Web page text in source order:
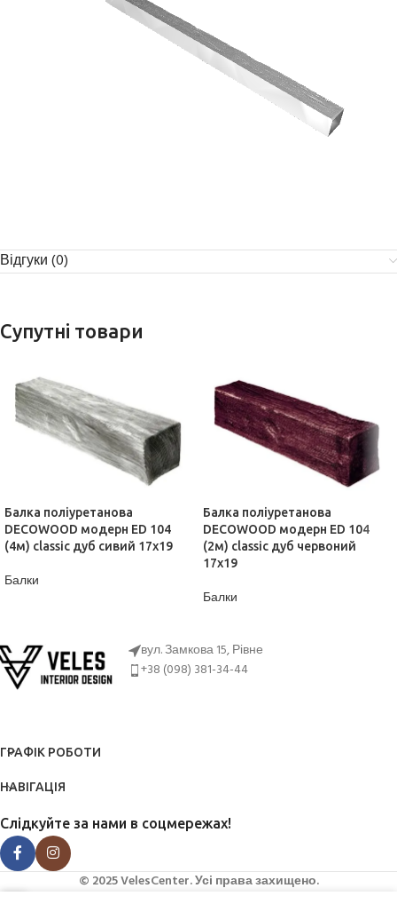
Відгуки (0)
Супутні товари
Балка поліуретанова
DECOWOOD модерн ED 104
(4м) classic дуб сивий 17х19
Балки
Балка поліуретанова
DECOWOOD модерн ED 104
(2м) classic дуб червоний
17х19
Балки
вул. Замкова 15, Рівне
+38 (098) 381-34-44
ГРАФІК РОБОТИ
НАВІГАЦІЯ
Слідкуйте за нами в соцмережах!
© 2025 VelesCenter. Усі права захищено.